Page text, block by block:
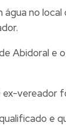
no
Abidoral
e